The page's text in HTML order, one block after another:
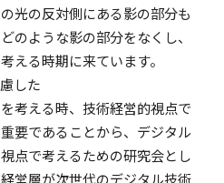
光の反対側にある影の部分も
のような影の部分をなくし、
える時期に来ています。
した
考える時、技術経営的視点で
要であることから、デジタル
点で考えるための研究会とし
営層が次世代のデジタル技術